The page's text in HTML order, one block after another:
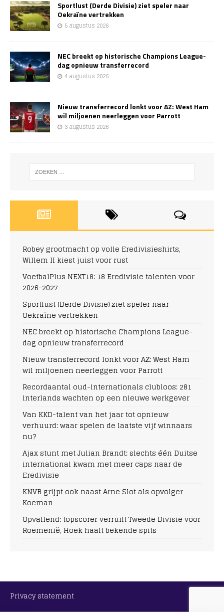
Sportlust (Derde Divisie) ziet speler naar
Oekraïne vertrekken
5 augustus 2026
NEC breekt op historische Champions League-
dag opnieuw transferrecord
4 augustus 2026
Nieuw transferrecord lonkt voor AZ: West Ham
wil miljoenen neerleggen voor Parrott
3 augustus 2026
Robey grootmacht op volle Eredivisieshirts,
Willem II kiest juist voor rust
VoetbalPlus NEXT18: 18 Eredivisie talenten voor
2026-2027
Sportlust (Derde Divisie) ziet speler naar
Oekraïne vertrekken
NEC breekt op historische Champions League-
dag opnieuw transferrecord
Nieuw transferrecord lonkt voor AZ: West Ham
wil miljoenen neerleggen voor Parrott
Recordaantal oud-internationals clubloos: 281
interlands wachten op een nieuwe werkgever
Van KKD-talent van het jaar tot opnieuw
verhuurd: waar spelen de laatste vijf winnaars
nu?
Ajax stunt met Julian Brandt: slechts één Duitse
international kwam met meer caps naar de
Eredivisie
KNVB grijpt ook naast Arne Slot als opvolger
Koeman
Opvallend: topscorer verruilt Tweede Divisie voor
Roemenië, Hoek haalt bekende spits
Privacy statement